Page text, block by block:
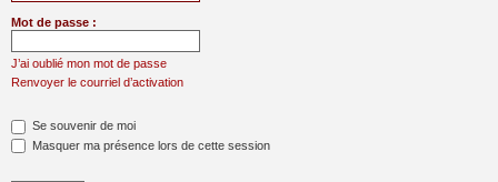
Mot de passe :
J’ai oublié mon mot de passe
Renvoyer le courriel d’activation
Se souvenir de moi
Masquer ma présence lors de cette session